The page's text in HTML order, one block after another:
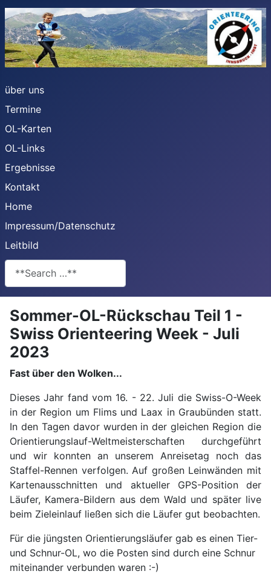
über uns
Termine
OL-Karten
OL-Links
Ergebnisse
Kontakt
Home
Impressum/Datenschutz
Leitbild
**Search**
Sommer-OL-Rückschau Teil 1 -
Swiss Orienteering Week - Juli
2023
Fast über den Wolken...
Dieses Jahr fand vom 16. - 22. Juli die Swiss-O-Week
in der Region um Flims und Laax in Graubünden statt.
In den Tagen davor wurden in der gleichen Region die
Orientierungslauf-Weltmeisterschaften durchgeführt
und wir konnten an unserem Anreisetag noch das
Staffel-Rennen verfolgen. Auf großen Leinwänden mit
Kartenausschnitten und aktueller GPS-Position der
Läufer, Kamera-Bildern aus dem Wald und später live
beim Zieleinlauf ließen sich die Läufer gut beobachten.
Für die jüngsten Orientierungsläufer gab es einen Tier-
und Schnur-OL, wo die Posten sind durch eine Schnur
miteinander verbunden waren :-)